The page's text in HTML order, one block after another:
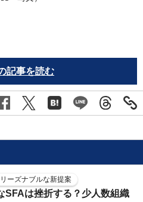
記事を読む
ーズナブルな新提案
SFAは挫折する？少人数組織